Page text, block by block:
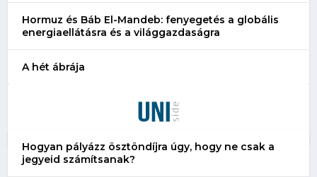
Hormuz és Báb El-Mandeb: fenyegetés a globális
energiaellátásra és a világgazdaságra
A hét ábrája
Hogyan pályázz ösztöndíjra úgy, hogy ne csak a
jegyeid számítsanak?